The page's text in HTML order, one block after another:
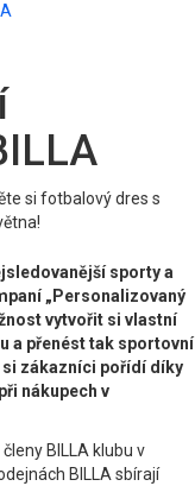
si fotbalový dres s
sporty a
„Personalizovaný
vytvořit si vlastní
a přenést tak sportovní
zákazníci pořídí díky
nákupech v
BILLA klubu v
BILLA sbírají